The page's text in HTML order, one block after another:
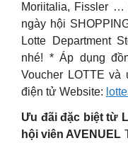
Moriitalia, Fissler
ngày hội
Lotte Department
nhé! * Áp dụng
Voucher LOTTE
điện tử Website:
Ưu đãi đặc biệt từ
hội viên AVENUEL